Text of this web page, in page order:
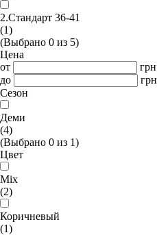
2.Стандарт 36-41
(1)
(Выбрано 0 из 5)
Цена
от
грн
до
грн
Сезон
Деми
(4)
(Выбрано 0 из 1)
Цвет
Mix
(2)
Коричневый
(1)